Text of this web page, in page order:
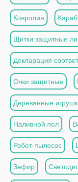
Ковролин
Щитки защитные
Декларация
Очки защитные
Деревянные
Наливной пол
Робот-пылесос
Зефир